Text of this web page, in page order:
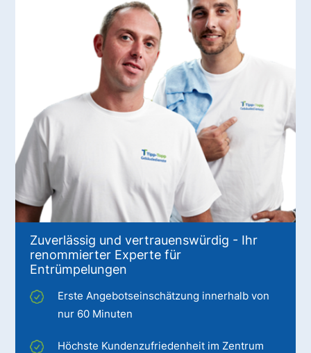
Zuverlässig und vertrauenswürdig - Ihr
renommierter Experte für
Entrümpelungen
Erste Angebotseinschätzung innerhalb von
nur 60 Minuten
Höchste Kundenzufriedenheit im Zentrum